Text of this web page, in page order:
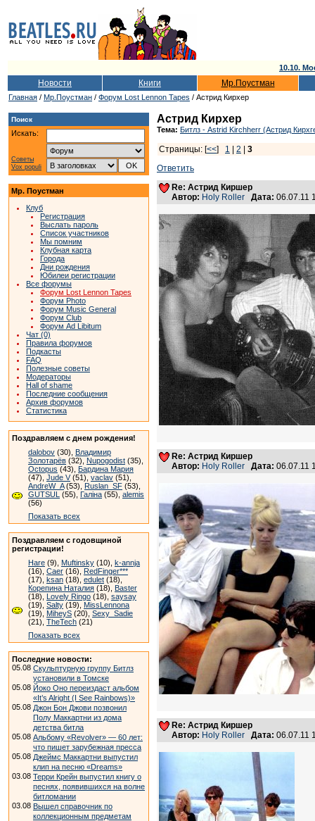
10.10.
Новости Книги Мр.Поустман
Главная / Мр.Поустман / Форум Lost Lennon Tapes / Астрид Кирхер
Поиск
Искать:
Советы
Vox populi
Мр. Поустман
Клуб
Регистрация
Выслать пароль
Список участников
Мы помним
Клубная карта
Города
Дни рождения
Юбилеи регистрации
Все форумы
Форум Lost Lennon Tapes
Форум Photo
Форум Music General
Форум Club
Форум Ad Libitum
Чат (0)
Правила форумов
Подкасты
FAQ
Полезные советы
Модераторы
Hall of shame
Последние сообщения
Архив форумов
Статистика
Поздравляем с днем рождения!
dalobov (30), Владимир
Золотарёв (32), Nupogodist (35),
Octopus (43), Бардина Мария
(47), Jude V(51), vaclav (51),
AndreW_A(53), Ruslan_SF (53),
GUTSUL (55), Галіна (55), alemis
(56)
Показать всех
Поздравляем с годовщиной
регистрации!
Hare (9), Muftinsky (10), k-annja
(16), Caer (16), RedFinger***
(17), ksan (18), edulet (18),
Корепина Наталия (18), Baster
(18), Lovely Ringo (18), saysay
(19), Salty (19), MissLennona
(19), MiheyS (20), Sexy_Sadie
(21), TheTech (21)
Показать всех
Последние новости:
05.08 Скульптурную группу Битлз
установили в Томске
05.08 Йоко Оно переиздаст альбом
«It’s Alright (I See Rainbows)»
05.08 Джон Бон Джови позвонил
Полу Маккартни из дома
детства битла
05.08 Альбому «Revolver» — 60 лет:
что пишет зарубежная пресса
05.08 Джеймс Маккартни выпустил
клип на песню «Dreams»
03.08 Терри Крейн выпустил книгу о
песнях, появившихся на волне
битломании
03.08 Вышел справочник по
коллекционным предметам
Астрид Кирхер
Тема: Битлз - Astrid Kirchherr (Астрид
Страницы: [<<] 1 2
3
Ответить
Re: Астрид Киршер
Автор: Holy Roller Дата: 06.07.11
Re: Астрид Киршер
Автор: Holy Roller Дата: 06.07.11
Re: Астрид Киршер
Автор: Holy Roller Дата: 06.07.11